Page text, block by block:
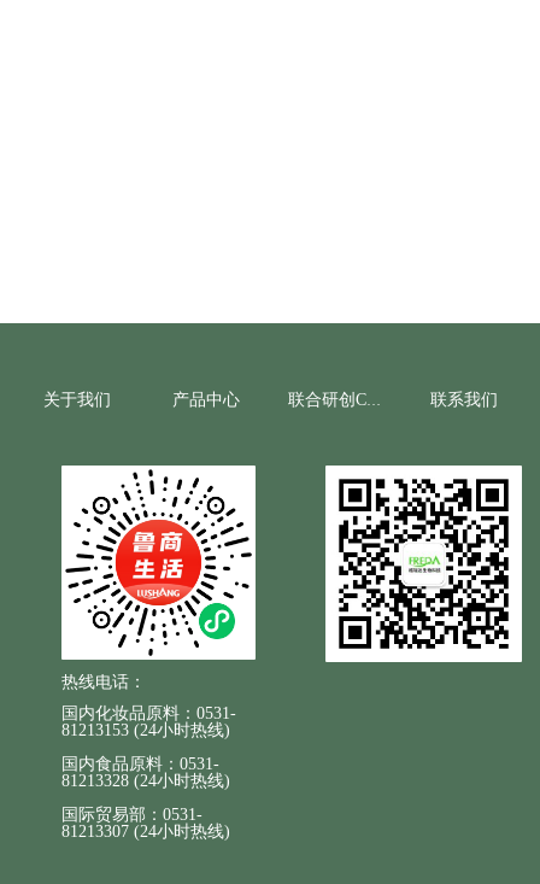
关于我们 产品中心 联合研创CRO 联系我们
热线电话：
国内化妆品原料：0531-
81213153 (24小时热线)
国内食品原料：0531-
81213328 (24小时热线)
国际贸易部：0531-
81213307 (24小时热线)